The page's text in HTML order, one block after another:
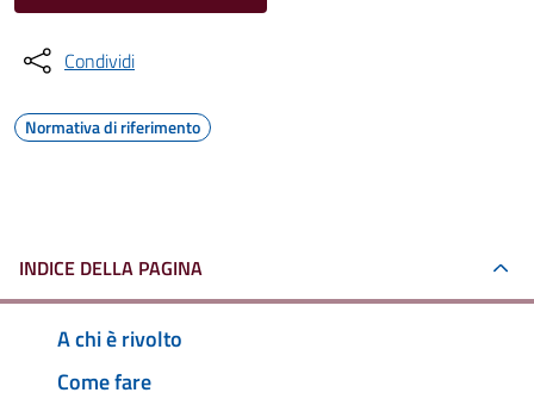
Condividi
Normativa di riferimento
INDICE DELLA PAGINA
A chi è rivolto
Come fare